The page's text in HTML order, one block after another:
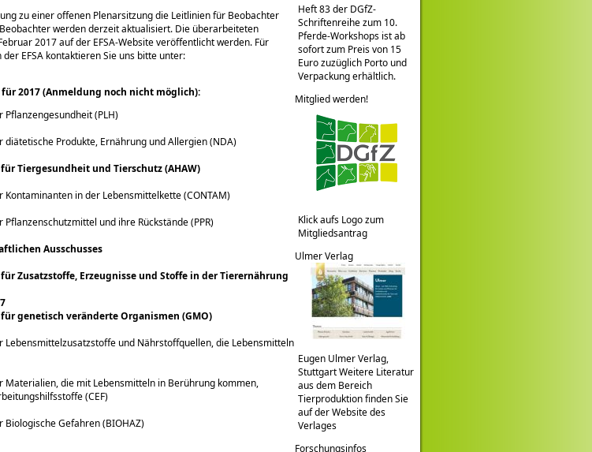
zu einer offenen Plenarsitzung die Leitlinien für Beobachter
werden derzeit aktualisiert. Die überarbeiteten
2017 auf der EFSA-Website veröffentlicht werden. Für
EFSA kontaktieren Sie uns bitte unter:
2017 (Anmeldung noch nicht möglich):
(PLH)
Produkte, Ernährung und Allergien (NDA)
Tiergesundheit und Tierschutz (AHAW)
in der Lebensmittelkette (CONTAM)
und ihre Rückstände (PPR)
Ausschusses
Zusatzstoffe, Erzeugnisse und Stoffe in der Tierernährung
genetisch veränderte Organismen (GMO)
Lebensmittelzusatzstoffe und Nährstoffquellen, die Lebensmitteln
Materialien, die mit Lebensmitteln in Berührung kommen,
(CEF)
Gefahren (BIOHAZ)
Heft 83 der DGfZ-
Schriftenreihe zum 10.
Pferde-Workshops ist ab
sofort zum Preis von 15
Euro zuzüglich Porto und
Verpackung erhältlich.
Mitglied werden!
Klick aufs Logo zum
Mitgliedsantrag
Ulmer Verlag
Eugen Ulmer Verlag,
Stuttgart Weitere Literatur
aus dem Bereich
Tierproduktion finden Sie
auf der Website des
Verlages
Forschungsinfos